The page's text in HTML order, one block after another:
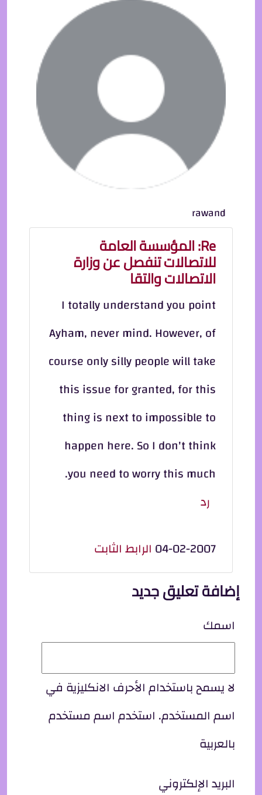
rawand
Re: المؤسسة العامة
للاتصالات تنفصل عن وزارة
الاتصالات والتقا
I totally understand you point
Ayham, never mind. However, of
course only silly people will take
this issue for granted, for this
thing is next to impossible to
happen here. So I don't think
you need to worry this much.
رد
04-02-2007 الرابط الثابت
إضافة تعليق جديد
اسمك
لا يسمح باستخدام الأحرف الانكليزية في
اسم المستخدم. استخدم اسم مستخدم
بالعربية
البريد الإلكتروني